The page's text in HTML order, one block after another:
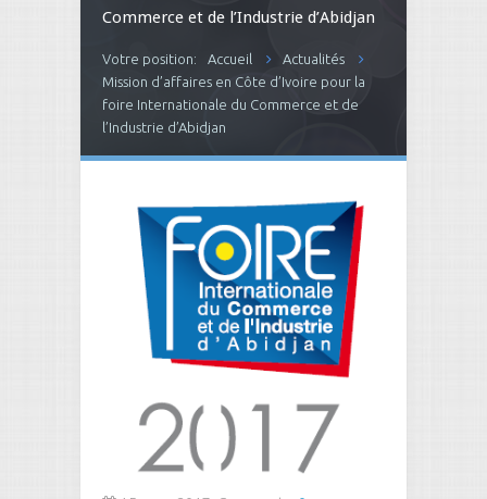
Commerce et de l’Industrie d’Abidjan
Votre position: Accueil
Actualités
Mission d’affaires en Côte d’Ivoire pour la
foire Internationale du Commerce et de
l’Industrie d’Abidjan